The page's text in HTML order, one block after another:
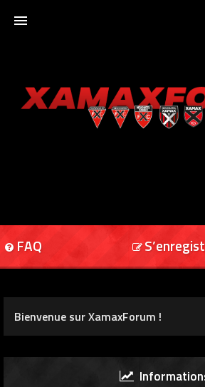
XAMAXFORUM
FAQ
Bienvenue sur XamaxForum !